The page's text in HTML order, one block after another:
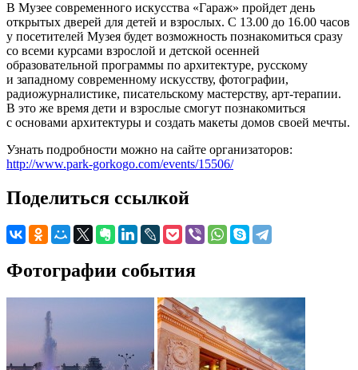
В Музее современного искусства «Гараж» пройдет день
открытых дверей для детей и взрослых. C 13.00 до 16.00 часов
у посетителей Музея будет возможность познакомиться сразу
со всеми курсами взрослой и детской осенней
образовательной программы по архитектуре, русскому
и западному современному искусству, фотографии,
радиожурналистике, писательскому мастерству, арт-терапии.
В это же время дети и взрослые смогут познакомиться
с основами архитектуры и создать макеты домов своей мечты.
Узнать подробности можно на сайте организаторов:
http://www.park-gorkogo.com/events/15506/
Поделиться ссылкой
Фотографии события